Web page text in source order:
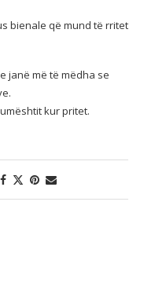
bienale që mund të rritet
janë më të mëdha se
kur pritet.